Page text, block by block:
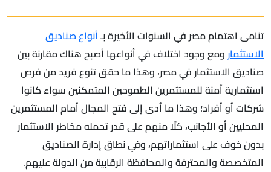
تنامى اهتمام مصر في السنوات الأخيرة بـأنواع صناديق
الاستثمار ومع وجود اختلاف في أنواعها أصبح هناك مقارنة بين
صناديق الاستثمار في مصر، وهذا ما حقق تنوع فريد من فرص
استثمارية آمنة للمستثمرين الطموحين المتمكنين سواء كانوا
شركات أو أفراد؛ وهذا ما أدى إلى فتح المجال أمام المستثمرين
المحليين أو الأجانب، كلًا منهم على قدر تحمله مخاطر الاستثمار
بدون خوف على استثماراتهم، وفي نطاق إدارة الصناديق
المتخصصة والمحترفة والمحافظة الرقابية من الدولة عليهم.